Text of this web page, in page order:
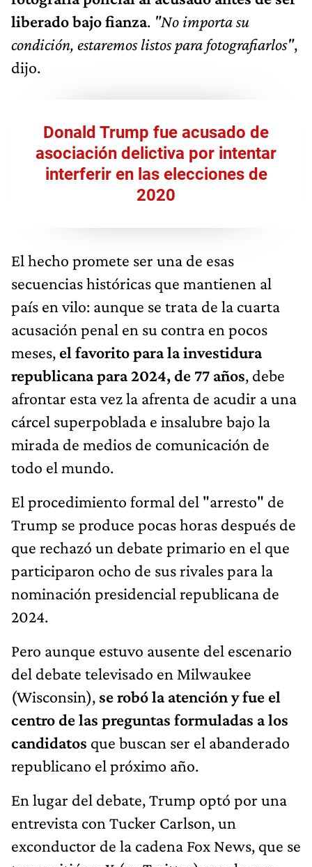
liberado bajo fianza. "No importa su
condición, estaremos listos para fotografiarlos",
dijo.
Donald Trump fue acusado de
asociación delictiva por intentar
interferir en las elecciones de
2020
El hecho promete ser una de esas
secuencias históricas que mantienen al
país en vilo: aunque se trata de la cuarta
acusación penal en su contra en pocos
meses, el favorito para la investidura
republicana para 2024, de 77 años, debe
afrontar esta vez la afrenta de acudir a una
cárcel superpoblada e insalubre bajo la
mirada de medios de comunicación de
todo el mundo.
El procedimiento formal del "arresto" de
Trump se produce pocas horas después de
que rechazó un debate primario en el que
participaron ocho de sus rivales para la
nominación presidencial republicana de
2024.
Pero aunque estuvo ausente del escenario
del debate televisado en Milwaukee
(Wisconsin), se robó la atención y fue el
centro de las preguntas formuladas a los
candidatos que buscan ser el abanderado
republicano el próximo año.
En lugar del debate, Trump optó por una
entrevista con Tucker Carlson, un
exconductor de la cadena Fox News, que se